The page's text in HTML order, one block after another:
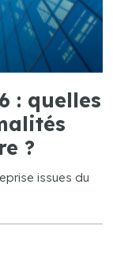
: quelles
?
issues du